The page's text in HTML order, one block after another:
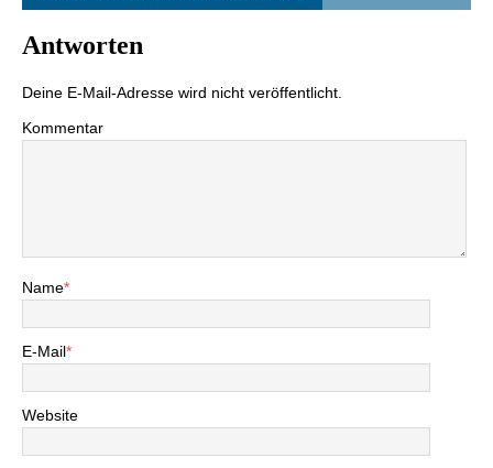
Antworten
Deine E-Mail-Adresse wird nicht veröffentlicht.
Kommentar
Name*
E-Mail*
Website